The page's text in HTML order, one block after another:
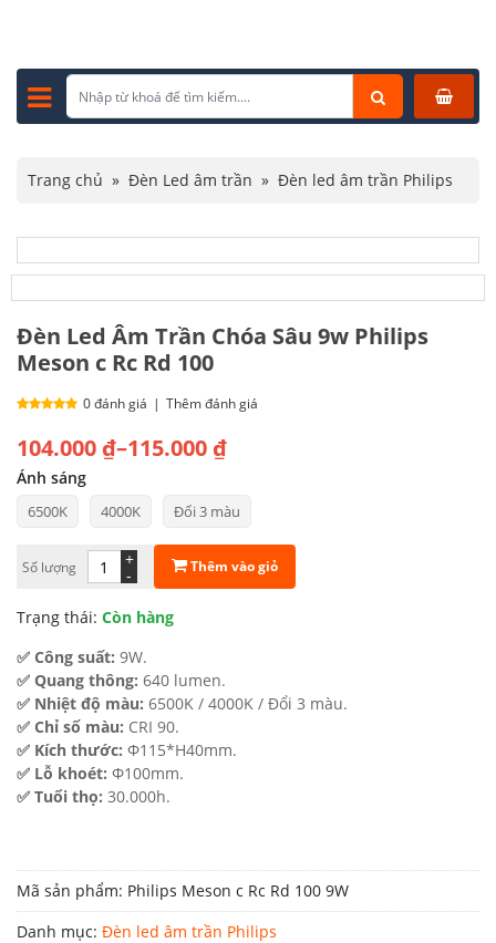
Trang chủ » Đèn Led âm trần » Đèn led âm trần Philips
Đèn Led Âm Trần Chóa Sâu 9w Philips Meson c Rc Rd 100
Đèn Led Âm Trần Chóa Sâu 9w Philips
Meson c Rc Rd 100
0 đánh giá | Thêm đánh giá
104.000 ₫–115.000 ₫
Khoảng
giá:
từ
104.000 ₫
115.000 ₫
Ánh sáng
6500K 4000K Đổi 3 màu
Số lượng -
+ Thêm vào giỏ
Trạng thái: Còn hàng
✅ Công suất: 9W.
✅ Quang thông: 640 lumen.
✅ Nhiệt độ màu: 6500K / 4000K / Đổi 3 màu.
✅ Chỉ số màu: CRI 90.
✅ Kích thước: Φ115*H40mm.
✅ Lỗ khoét: Φ100mm.
✅ Tuổi thọ: 30.000h.
Mã sản phẩm: Philips Meson c Rc Rd 100 9W
Danh mục: Đèn led âm trần Philips